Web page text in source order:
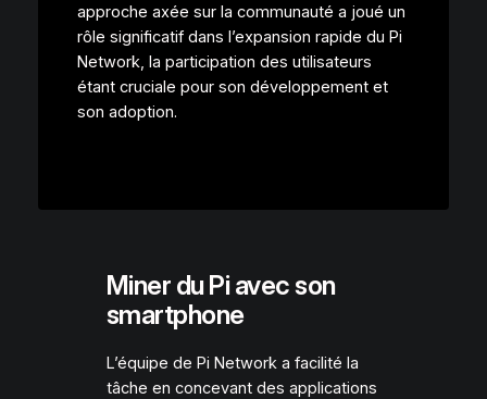
approche axée sur la communauté a joué un
rôle significatif dans l’expansion rapide du Pi
Network, la participation des utilisateurs
étant cruciale pour son développement et
son adoption.
Miner du Pi avec son
smartphone
L’équipe de Pi Network a facilité la
tâche en concevant des applications